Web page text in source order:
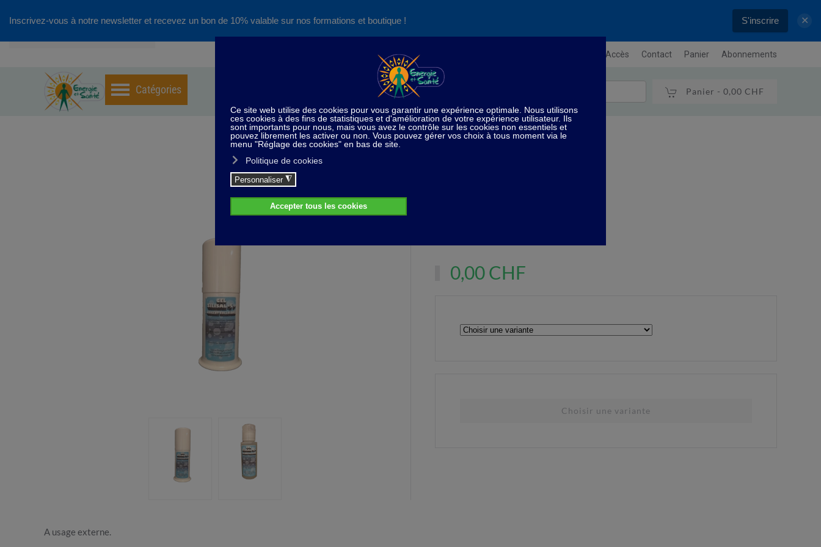
Inscrivez-vous à notre newsletter et recevez un bon de 10% valable sur nos formations et boutique ! S'inscrire ✕
Nos produits succès Plan / Accès Contact Panier Abonnements
Découvrez aussi notre site de
consultations et de formations
Panier - 0,00 CHF
Home Soins du corps / Esthétique
0,00 CHF
A usage externe.